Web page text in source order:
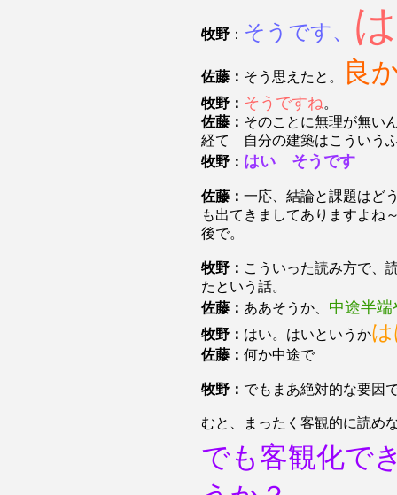
牧野 ： そうです、
佐藤： そう思えたと。 良
牧野： そうですね。
佐藤： そのことに無理が無い
経て 自分の建築はこういう
牧野： はい そうです
佐藤： 一応、結論と課題はど
も出てきましてありますよ
後で。
牧野： こういった読み方で、
たという話。
佐藤： ああそうか、 中途半
牧野： はい。はいというか
佐藤： 何か中途で
牧野： でもまあ絶対的な要因
むと、まったく客観的に読め
でも客観化で